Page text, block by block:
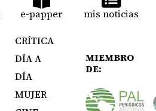
e-papper mis noticias
CRÍTICA
DÍA A
DÍA
MUJER
MIEMBRO
DE: